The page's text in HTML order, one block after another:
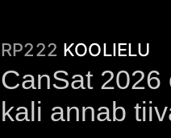
RP222 KOOLIELU
CanSat 2026
kali annab